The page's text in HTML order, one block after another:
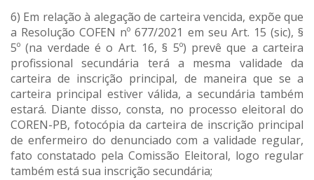
6) Em relação à alegação de carteira vencida, expõe que
a Resolução COFEN nº 677/2021 em seu Art. 15 (sic), §
5º (na verdade é o Art. 16, § 5º) prevê que a carteira
profissional secundária terá a mesma validade da
carteira de inscrição principal, de maneira que se a
carteira principal estiver válida, a secundária também
estará. Diante disso, consta, no processo eleitoral do
COREN-PB, fotocópia da carteira de inscrição principal
de enfermeiro do denunciado com a validade regular,
fato constatado pela Comissão Eleitoral, logo regular
também está sua inscrição secundária;